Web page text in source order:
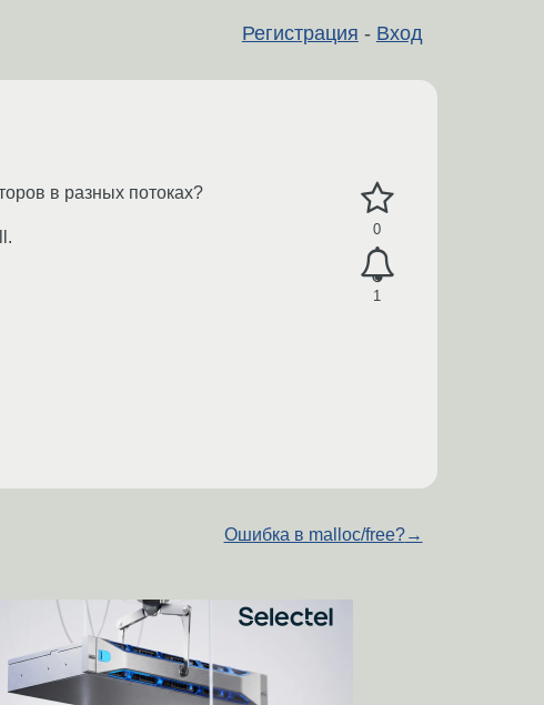
Регистрация - Вход
0
1
в разных потоках?
Ошибка в malloc/free?→